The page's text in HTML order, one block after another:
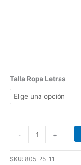
Talla Ropa Letras
- +
SKU: 805-25-11